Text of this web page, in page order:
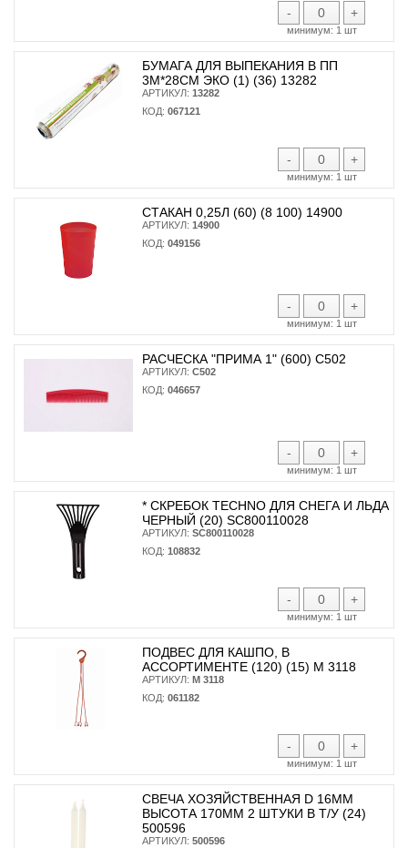
- +
минимум: 1 шт
БУМАГА ДЛЯ ВЫПЕКАНИЯ В ПП
3М*28СМ ЭКО (1) (36) 13282
АРТИКУЛ: 13282
КОД: 067121
- +
минимум: 1 шт
СТАКАН 0,25Л (60) (8 100) 14900
АРТИКУЛ: 14900
КОД: 049156
- +
минимум: 1 шт
РАСЧЕСКА "ПРИМА 1" (600) С502
АРТИКУЛ: С502
КОД: 046657
- +
минимум: 1 шт
* CКРЕБОК TECHNO ДЛЯ СНЕГА И ЛЬДА
ЧЕРНЫЙ (20) SC800110028
АРТИКУЛ: SC800110028
КОД: 108832
- +
минимум: 1 шт
ПОДВЕС ДЛЯ КАШПО, В
АССОРТИМЕНТЕ (120) (15) М 3118
АРТИКУЛ: М 3118
КОД: 061182
- +
минимум: 1 шт
СВЕЧА ХОЗЯЙСТВЕННАЯ D 16ММ
ВЫСОТА 170ММ 2 ШТУКИ В Т/У (24)
500596
АРТИКУЛ: 500596